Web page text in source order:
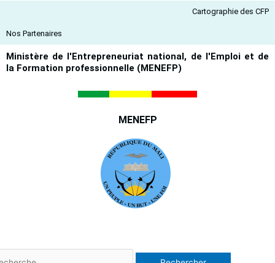
contenu
Cartographie des CFP
Nos Partenaires
Ministère de l'Entrepreneuriat national, de l'Emploi et de
la Formation professionnelle (MENEFP)
MENEFP